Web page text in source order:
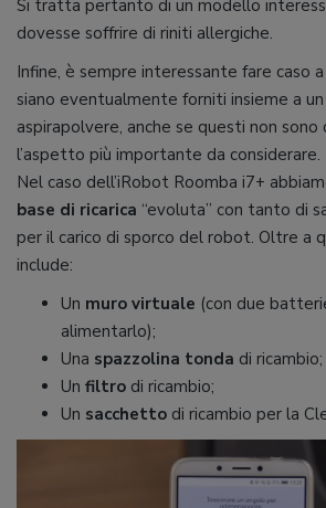
Si tratta pertanto di un modello
dovesse soffrire di riniti allergiche.
Infine, è sempre interessante fare caso
siano eventualmente forniti insieme a
aspirapolvere, anche se questi non
l’aspetto più importante da considerare.
Nel caso dell’iRobot Roomba i7+
base di ricarica “evoluta” con tanto di
per il carico di sporco del robot. Oltre a
include:
Un muro virtuale (con due
alimentarlo);
Una spazzolina tonda di ricambio;
Un filtro di ricambio;
Un sacchetto di ricambio per la